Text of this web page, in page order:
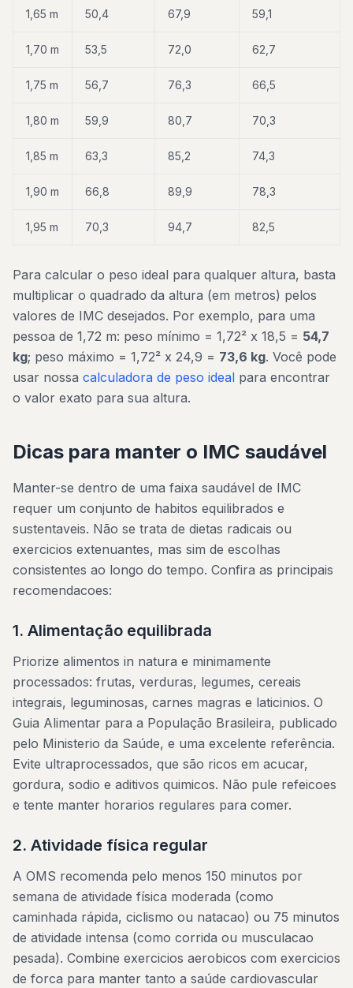
1,65 m 50,4 67,9 59,1
1,70 m 53,5 72,0 62,7
1,75 m 56,7 76,3 66,5
1,80 m 59,9 80,7 70,3
1,85 m 63,3 85,2 74,3
1,90 m 66,8 89,9 78,3
1,95 m 70,3 94,7 82,5
Para calcular o peso ideal para qualquer altura, basta
multiplicar o quadrado da altura (em metros) pelos
valores de IMC desejados. Por exemplo, para uma
pessoa de 1,72 m: peso mínimo = 1,72² x 18,5 = 54,7
kg; peso máximo = 1,72² x 24,9 = 73,6 kg. Você pode
usar nossa calculadora de peso ideal para encontrar
o valor exato para sua altura.
Dicas para manter o IMC saudável
Manter-se dentro de uma faixa saudável de IMC
requer um conjunto de habitos equilibrados e
sustentaveis. Não se trata de dietas radicais ou
exercicios extenuantes, mas sim de escolhas
consistentes ao longo do tempo. Confira as principais
recomendacoes:
1. Alimentação equilibrada
Priorize alimentos in natura e minimamente
processados: frutas, verduras, legumes, cereais
integrais, leguminosas, carnes magras e laticinios. O
Guia Alimentar para a População Brasileira, publicado
pelo Ministerio da Saúde, e uma excelente referência.
Evite ultraprocessados, que são ricos em acucar,
gordura, sodio e aditivos quimicos. Não pule refeicoes
e tente manter horarios regulares para comer.
2. Atividade física regular
A OMS recomenda pelo menos 150 minutos por
semana de atividade física moderada (como
caminhada rápida, ciclismo ou natacao) ou 75 minutos
de atividade intensa (como corrida ou musculacao
pesada). Combine exercicios aerobicos com exercicios
de forca para manter tanto a saúde cardiovascular